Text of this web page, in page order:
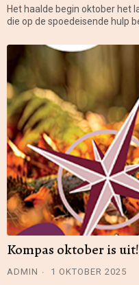
Het haalde begin oktober het
die op de spoedeisende hulp
Kompas oktober is uit!
ADMIN 1 OKTOBER 2025